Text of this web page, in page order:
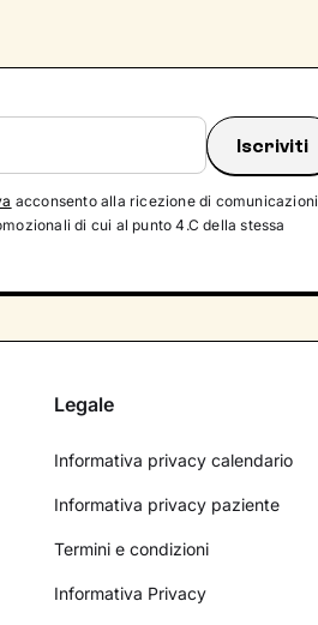
acconsento alla ricezione di comunicazioni
di cui al punto 4.C della stessa
Legale
Informativa privacy calendario
Informativa privacy paziente
Termini e condizioni
Informativa Privacy